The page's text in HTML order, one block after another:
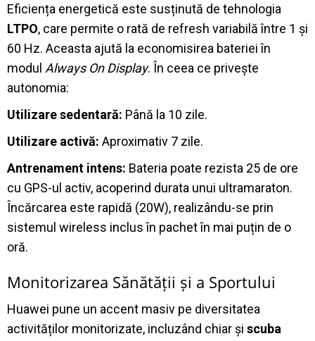
Eficiența energetică este susținută de tehnologia
LTPO, care permite o rată de refresh variabilă între 1 și
60 Hz. Aceasta ajută la economisirea bateriei în
modul Always On Display. În ceea ce privește
autonomia:
Utilizare sedentară: Până la 10 zile.
Utilizare activă: Aproximativ 7 zile.
Antrenament intens: Bateria poate rezista 25 de ore
cu GPS-ul activ, acoperind durata unui ultramaraton.
Încărcarea este rapidă (20W), realizându-se prin
sistemul wireless inclus în pachet în mai puțin de o
oră.
Monitorizarea Sănătății și a Sportului
Huawei pune un accent masiv pe diversitatea
activităților monitorizate, incluzând chiar și scuba